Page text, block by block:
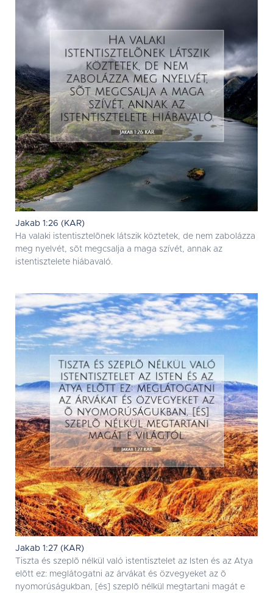
Jakab 1:26 (KAR)
Ha valaki istentisztelõnek látszik köztetek, de nem zabolázza
meg nyelvét, sõt megcsalja a maga szívét, annak az
istentisztelete hiábavaló.
Jakab 1:27 (KAR)
Tiszta és szeplõ nélkül való istentisztelet az Isten és az Atya
elõtt ez: meglátogatni az árvákat és özvegyeket az õ
nyomorúságukban, [és] szeplõ nélkül megtartani magát e